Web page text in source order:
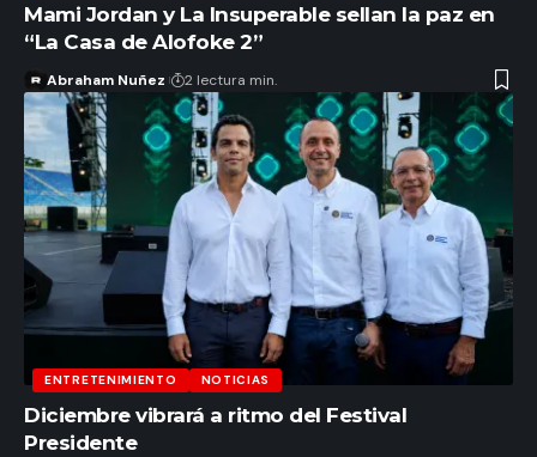
Mami Jordan y La Insuperable sellan la paz en
“La Casa de Alofoke 2”
Abraham Nuñez 2 lectura min.
ENTRETENIMIENTO NOTICIAS
Diciembre vibrará a ritmo del Festival
Presidente